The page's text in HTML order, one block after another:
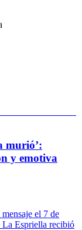
murió’:
y emotiva
el 7 de
La Espriella recibió